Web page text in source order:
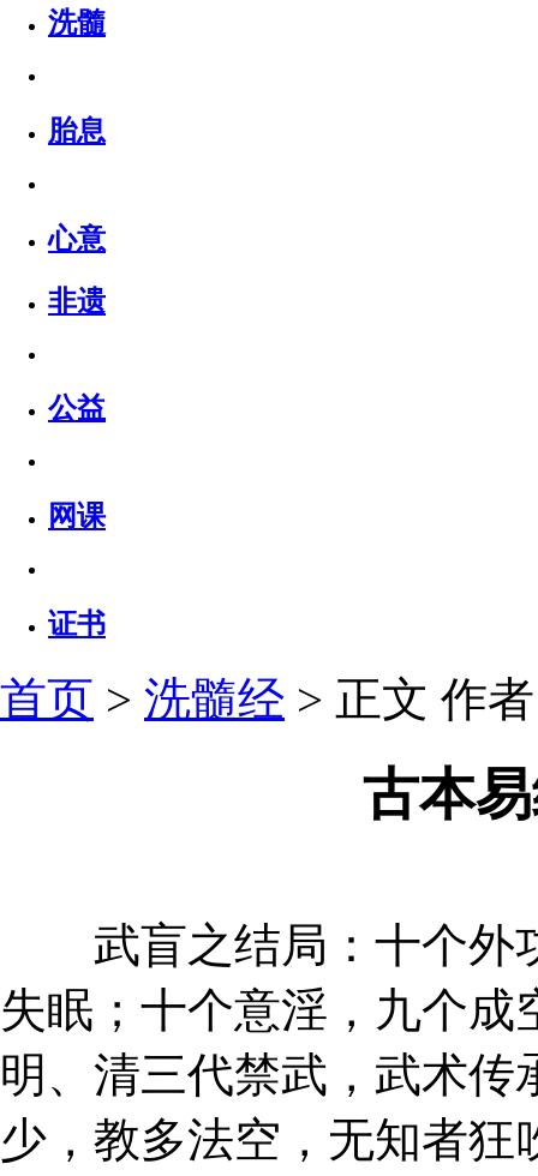
洗髓
胎息
心意
非遗
公益
网课
证书
首页 > 洗髓经 > 正文 作
古本
武盲之结局：十个外
失眠；十个意淫，九个
明、清三代禁武，武术
少，教多法空，无知者